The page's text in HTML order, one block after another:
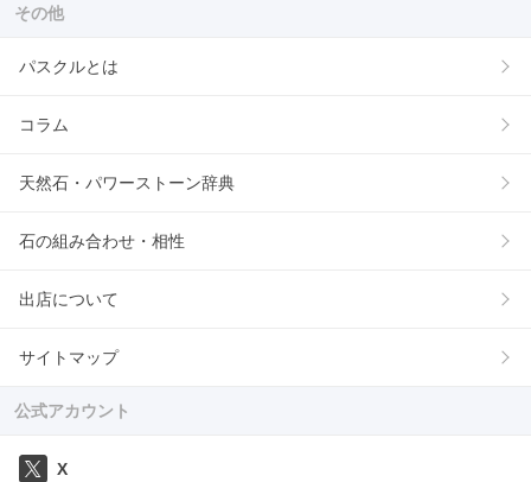
その他
パスクルとは
コラム
天然石・パワーストーン辞典
石の組み合わせ・相性
出店について
サイトマップ
公式アカウント
X